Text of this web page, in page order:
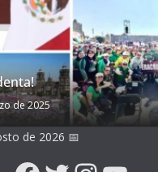
de 2025
de 2026 📅